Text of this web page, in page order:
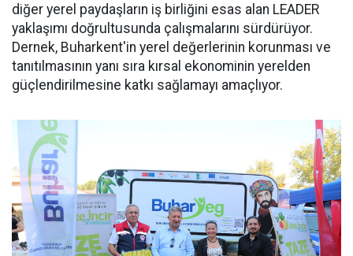
diğer yerel paydaşların iş birliğini esas alan LEADER
yaklaşımı doğrultusunda çalışmalarını sürdürüyor.
Dernek, Buharkent'in yerel değerlerinin korunması ve
tanıtılmasının yanı sıra kırsal ekonominin yerelden
güçlendirilmesine katkı sağlamayı amaçlıyor.